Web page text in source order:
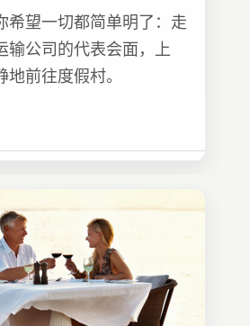
希望一切都简单明了：走
输公司的代表会面，上
前往度假村。